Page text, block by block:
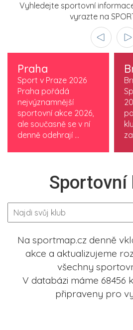
Vyhledejte sportovní
vyrazte na
Praha
Sport v Praze 2026
Praha pořádá
nejvýznamnější
sportovní akce 2026,
ale současně se v ní
denně odehrají ...
Sportovní
Na sportmap.cz denně
akce a aktualizujeme
všechny
V databázi máme 68456
připraveny pro